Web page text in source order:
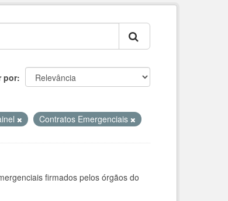
por
Contratos Emergenciais
firmados pelos órgãos do